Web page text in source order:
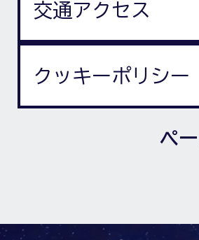
交通アクセス
クッキーポリシー
ペ